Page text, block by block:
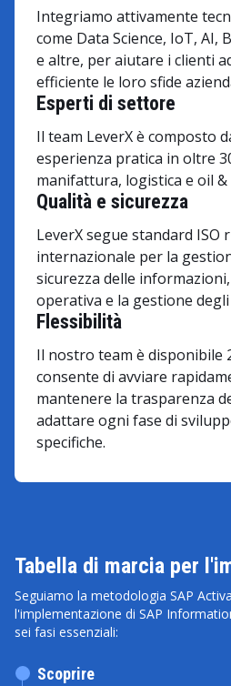
Esperti di settore
Il team LeverX è composto
esperienza pratica in oltre
manifattura, logistica e oil &
Qualità e sicurezza
LeverX segue standard ISO
internazionale per la
sicurezza delle
operativa e la gestione degli
Integriamo attivamente
come Data Science, IoT, AI,
e altre, per aiutare i clienti
efficiente le loro sfide
Flessibilità
Il nostro team è disponibile
consente di avviare
mantenere la trasparenza
adattare ogni fase di
specifiche.
Tabella di marcia per
Seguiamo la metodologia SAP
l'implementazione di SAP
sei fasi essenziali:
Scoprire